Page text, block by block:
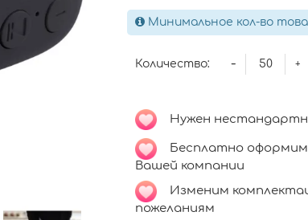
Минимальное кол-во
Количество: +
-
Нужен
Бесплатно оформим
Вашей компании
Изменим
пожеланиям